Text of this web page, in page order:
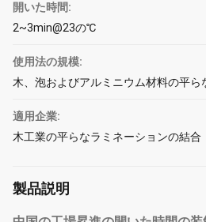
開いた時間:
2~3min@23の℃
使用法の規模:
木、泡およびアルミニウム材料の平ら
適用企業:
木工業の平らなラミネーションの結合
製品説明